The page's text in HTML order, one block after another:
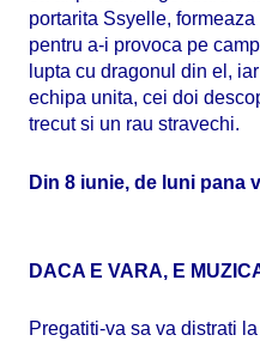
portarita Ssyelle,
pentru a-i provoca pe
lupta cu dragonul din el,
echipa unita, cei doi
trecut si un rau stravechi.
Din 8 iunie, de luni pana
DACA E VARA, E
Pregatiti-va sa va distrati